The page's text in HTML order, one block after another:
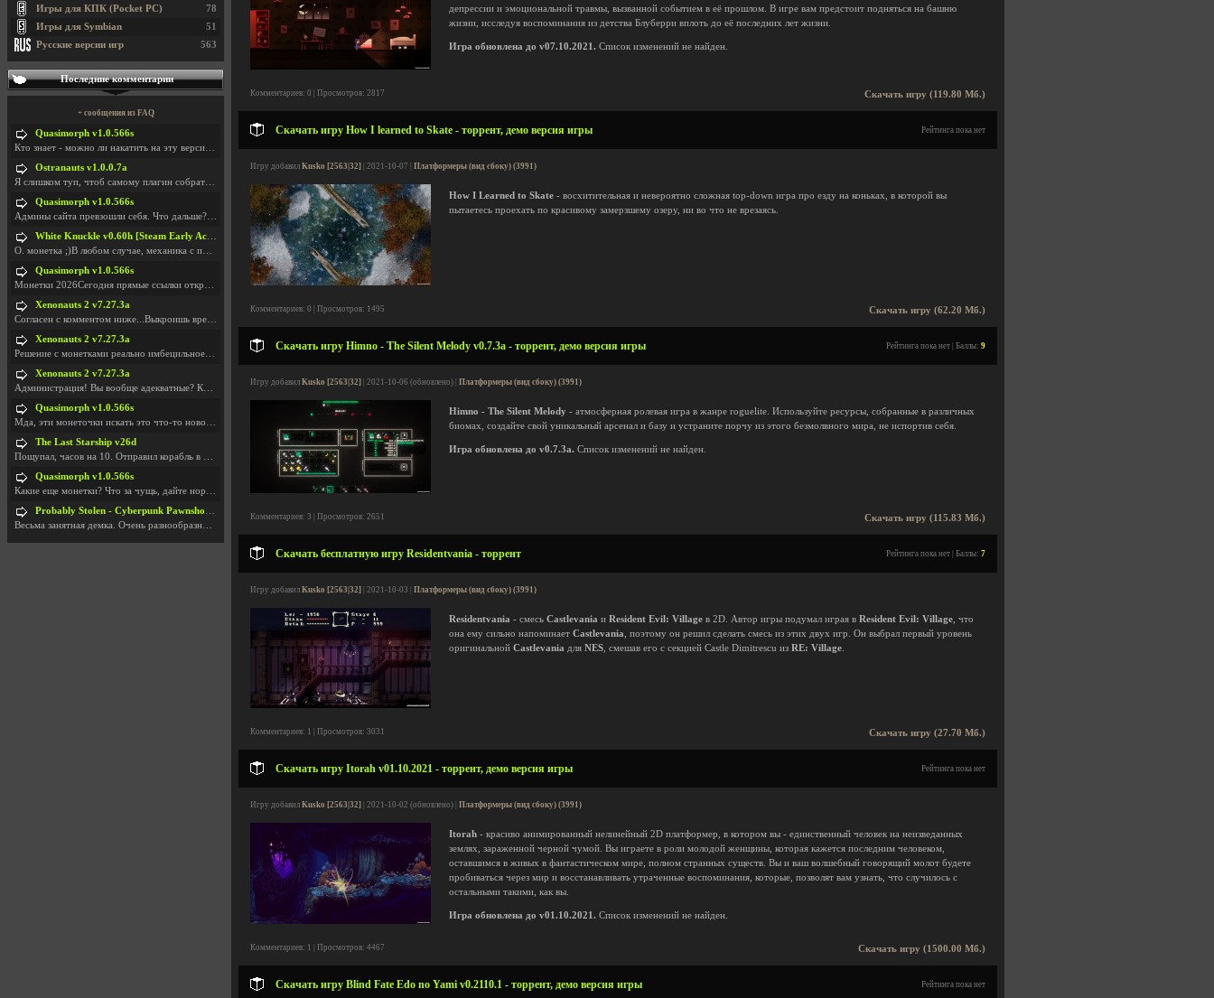
депрессии и эмоциональной травмы, вызванной событием в её прошлом. В игре вам предстоит подняться на башню
жизни, исследуя воспоминания из детства Блуберри вплоть до её последних лет жизни.
Игра обновлена до v07.10.2021. Список изменений не найден.
Скачать игру (119.80 Мб.)
Комментариев: 0 | Просмотров: 2817
Скачать игру How I learned to Skate - торрент, демо версия игры Рейтинга пока нет
Игру добавил Kusko [2563|32] | 2021-10-07 | Платформеры (вид сбоку) (3991)
How I Learned to Skate - восхитительная и невероятно сложная top-down игра про езду на коньках, в которой вы
пытаетесь проехать по красивому замерзшему озеру, ни во что не врезаясь.
Скачать игру (62.20 Мб.)
Комментариев: 0 | Просмотров: 1495
Скачать игру Himno - The Silent Melody v0.7.3a - торрент, демо версия игры Рейтинга пока нет | Баллы: 9
Игру добавил Kusko [2563|32] | 2021-10-06 (обновлено) | Платформеры (вид сбоку) (3991)
Himno - The Silent Melody - атмосферная ролевая игра в жанре roguelite. Используйте ресурсы, собранные в различных
биомах, создайте свой уникальный арсенал и базу и устраните порчу из этого безмолвного мира, не испортив себя.
Игра обновлена до v0.7.3a. Список изменений не найден.
Скачать игру (115.83 Мб.)
Комментариев: 3 | Просмотров: 2651
Скачать бесплатную игру Residentvania - торрент Рейтинга пока нет | Баллы: 7
Игру добавил Kusko [2563|32] | 2021-10-03 | Платформеры (вид сбоку) (3991)
Residentvania - смесь Castlevania и Resident Evil: Village в 2D. Автор игры подумал играя в Resident Evil: Village , что
она ему сильно напоминает Castlevania , поэтому он решил сделать смесь из этих двух игр. Он выбрал первый уровень
оригинальной Castlevania для NES , смешав его с секцией Castle Dimitrescu из RE: Village
Скачать игру (27.70 Мб.)
Комментариев: 1 | Просмотров: 3031
Скачать игру Itorah v01.10.2021 - торрент, демо версия игры Рейтинга пока нет
Игру добавил Kusko [2563|32] | 2021-10-02 (обновлено) | Платформеры (вид сбоку) (3991)
Itorah - красиво анимированный нелинейный 2D платформер, в котором вы - единственный человек на неизведанных
землях, зараженной черной чумой. Вы играете в роли молодой женщины, которая кажется последним человеком,
оставшимся в живых в фантастическом мире, полном странных существ. Вы и ваш волшебный говорящий молот будете
пробиваться через мир и восстанавливать утраченные воспоминания, которые, позволят вам узнать, что случилось с
остальными такими, как вы.
Игра обновлена до v01.10.2021. Список изменений не найден.
Скачать игру (1500.00 Мб.)
Комментариев: 1 | Просмотров: 4467
Скачать игру Blind Fate Edo no Yami v0.2110.1 - торрент, демо версия игры Рейтинга пока нет
78
Игры для КПК (Pocket PC)
51
Игры для Symbian
563
Русские версии игр
Последние комментарии
+ сообщения из FAQ
Quasimorph v1.0.566s
Кто знает - можно ли накатить на эту версию моды?
Ostranauts v1.0.0.7a
Я слишком туп, чтоб самому плагин собрать. И что-т
Quasimorph v1.0.566s
Админы сайта превзошли себя. Что дальше? Засунь се
White Knuckle v0.60h [Steam Early Access]
О. монетка ;)В любом случае, механика с поиском мо
Quasimorph v1.0.566s
Монетки 2026Сегодня прямые ссылки открываются посл
Xenonauts 2 v7.27.3a
Согласен с комментом ниже...Выкроишь время чтобы з
Xenonauts 2 v7.27.3a
Решение с монетками реально имбецильное. Как сдела
Xenonauts 2 v7.27.3a
Администрация! Вы вообще адекватные? Какие монетки
Quasimorph v1.0.566s
Мда, эти монеточки искать это что-то новое в сфере
The Last Starship v26d
Пощупал, часов на 10. Отправил корабль в другую Га
Quasimorph v1.0.566s
Какие еще монетки? Что за чущь, дайте нормально ск
Probably Stolen - Cyberpunk Pawnshop Simulator v048c [Playtest]
Весьма занятная демка. Очень разнообразные механик